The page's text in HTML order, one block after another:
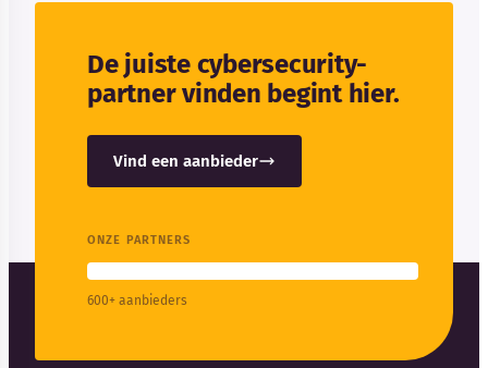
De juiste cybersecurity-
partner vinden begint hier.
Vind een aanbieder
ONZE PARTNERS
600+ aanbieders